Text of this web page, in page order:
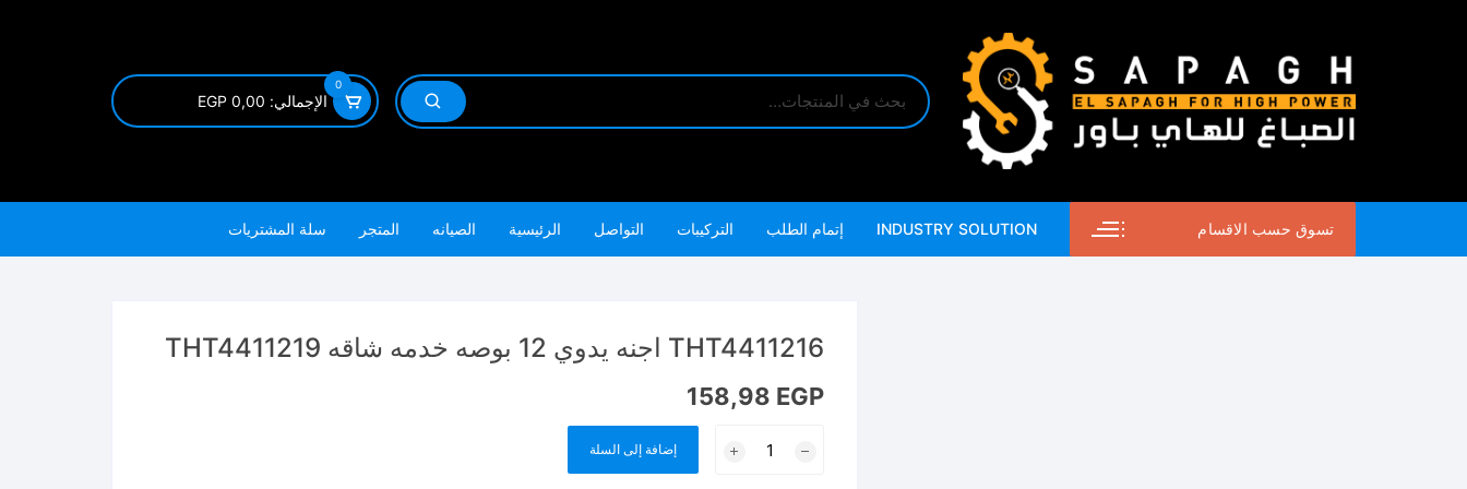
0
الإجمالي: 0,00
EGP
تسوق حسب الاقسام INDUSTRY SOLUTION إتمام الطلب التركيبات التواصل الرئيسية الصيانه المتجر سلة المشتريات
THT4411216 اجنه يدوي 12 بوصه خدمه شاقه THT4411219
158,98 EGP
THT4411216
إضافة إلى السلة